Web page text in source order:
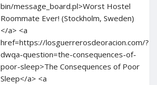
bin/message_board.pl>Worst Hostel
Roommate Ever! (Stockholm, Sweden)
</a> <a
href=https://losguerrerosdeoracion.com/?
dwqa-question=the-consequences-of-
poor-sleep>The Consequences of Poor
Sleep</a> <a